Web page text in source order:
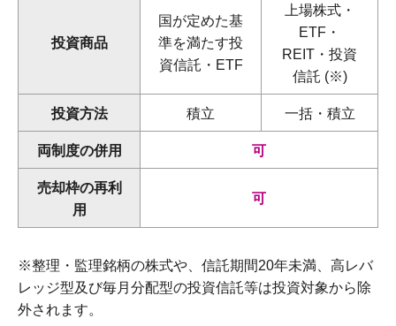
投資商品
国が定めた基
準を満たす投
資信託・ETF
上場株式・
ETF・
REIT・投資
信託 (※)
投資方法 積立 一括・積立
両制度の併用 可
売却枠の再利
用
可
※整理・監理銘柄の株式や、信託期間20年未満、高レバ
レッジ型及び毎月分配型の投資信託等は投資対象から除
外されます。